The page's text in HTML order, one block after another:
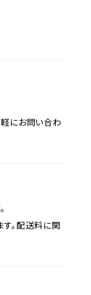
にお問い合わ
。配送料に関